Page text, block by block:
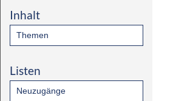
Inhalt
Themen
Listen
Neuzugänge